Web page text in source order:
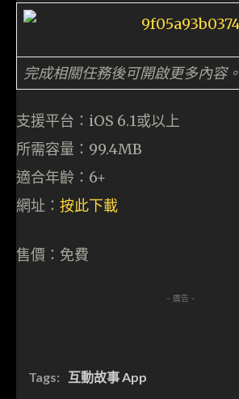
完成相關任務後可開啟更多內容。
支援平台：iOS 6.1或以上
所需容量：99.4MB
適合年齡：6+
網址： 按此下載
售價：免費
- 廣告 -
Tags: 互動故事 App